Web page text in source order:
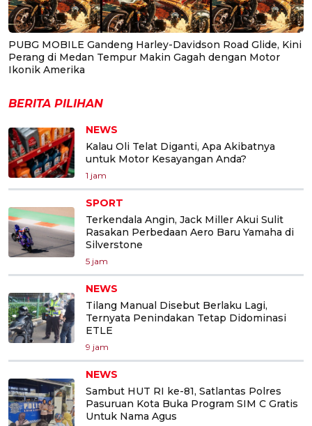
PUBG MOBILE Gandeng Harley-Davidson Road Glide, Kini
Perang di Medan Tempur Makin Gagah dengan Motor
Ikonik Amerika
BERITA PILIHAN
NEWS
Kalau Oli Telat Diganti, Apa Akibatnya
untuk Motor Kesayangan Anda?
1 jam
SPORT
Terkendala Angin, Jack Miller Akui Sulit
Rasakan Perbedaan Aero Baru Yamaha di
Silverstone
5 jam
NEWS
Tilang Manual Disebut Berlaku Lagi,
Ternyata Penindakan Tetap Didominasi
ETLE
9 jam
NEWS
Sambut HUT RI ke-81, Satlantas Polres
Pasuruan Kota Buka Program SIM C Gratis
Untuk Nama Agus